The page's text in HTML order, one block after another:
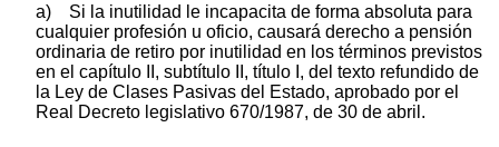
a) Si la inutilidad le incapacita de forma absoluta para
cualquier profesión u oficio, causará derecho a pensión
ordinaria de retiro por inutilidad en los términos previstos
en el capítulo II, subtítulo II, título I, del texto refundido de
la Ley de Clases Pasivas del Estado, aprobado por el
Real Decreto legislativo 670/1987, de 30 de abril.